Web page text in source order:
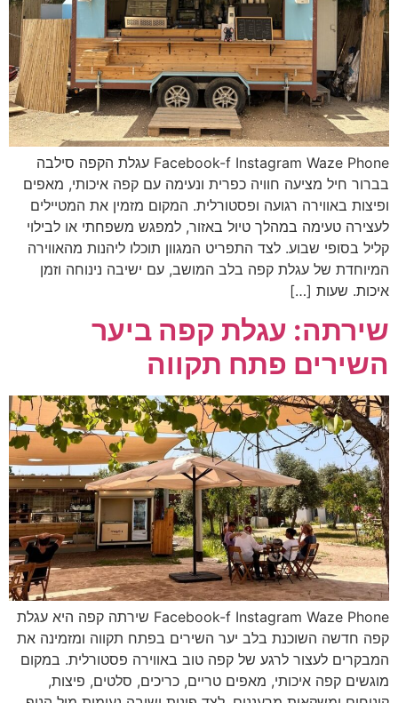
Facebook-f Instagram Waze Phone עגלת הקפה סילבה
בברור חיל מציעה חוויה כפרית ונעימה עם קפה איכותי, מאפים
ופיצות באווירה רגועה ופסטורלית. המקום מזמין את המטיילים
לעצירה טעימה במהלך טיול באזור, למפגש משפחתי או לבילוי
קליל בסופי שבוע. לצד התפריט המגוון תוכלו ליהנות מהאווירה
המיוחדת של עגלת קפה בלב המושב, עם ישיבה נינוחה וזמן
איכות. שעות […]
שירתה: עגלת קפה ביער
השירים פתח תקווה
Facebook-f Instagram Waze Phone שירתה קפה היא עגלת
קפה חדשה השוכנת בלב יער השירים בפתח תקווה ומזמינה את
המבקרים לעצור לרגע של קפה טוב באווירה פסטורלית. במקום
מוגשים קפה איכותי, מאפים טריים, כריכים, סלטים, פיצות,